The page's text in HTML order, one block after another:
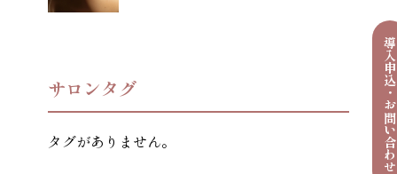
導入申込・
サロンタグ
タグがありません。